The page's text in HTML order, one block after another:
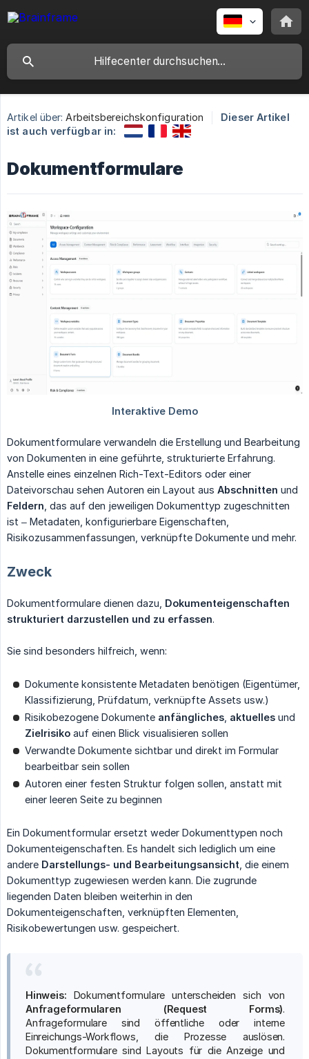
Artikel über: Arbeitsbereichskonfiguration
Dieser Artikel
ist auch verfügbar in:
Dokumentformulare
Dokumentformulare verwandeln die Erstellung und Bearbeitung
von Dokumenten in eine geführte, strukturierte Erfahrung.
Anstelle eines einzelnen Rich-Text-Editors oder einer
Dateivorschau sehen Autoren ein Layout aus Abschnitten und
Feldern , das auf den jeweiligen Dokumenttyp zugeschnitten
ist – Metadaten, konfigurierbare Eigenschaften,
Risikozusammenfassungen, verknüpfte Dokumente und mehr.
Zweck
Dokumentformulare dienen dazu, Dokumenteigenschaften
strukturiert darzustellen und zu erfassen.
Sie sind besonders hilfreich, wenn:
Dokumente konsistente Metadaten benötigen (Eigentümer,
Klassifizierung, Prüfdatum, verknüpfte Assets usw.)
Risikobezogene Dokumente anfängliches aktuelles und
Zielrisiko auf einen Blick visualisieren sollen
Verwandte Dokumente sichtbar und direkt im Formular
bearbeitbar sein sollen
Autoren einer festen Struktur folgen sollen, anstatt mit
einer leeren Seite zu beginnen
Ein Dokumentformular ersetzt weder Dokumenttypen noch
Dokumenteigenschaften. Es handelt sich lediglich um eine
andere Darstellungs- und Bearbeitungsansicht , die einem
Dokumenttyp zugewiesen werden kann. Die zugrunde
liegenden Daten bleiben weiterhin in den
Dokumenteigenschaften, verknüpften Elementen,
Risikobewertungen usw. gespeichert.
Hinweis: Dokumentformulare unterscheiden sich von
Anfrageformularen (Request Forms).
Anfrageformulare sind öffentliche oder interne
Einreichungs-Workflows, die Prozesse auslösen.
Dokumentformulare sind Layouts für die Anzeige und